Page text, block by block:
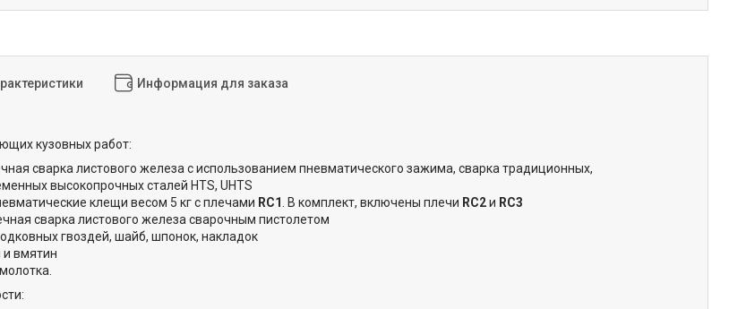
Информация для заказа
кузовных работ:
сварка листового железа с использованием пневматического зажима, сварка традиционных,
высокопрочных сталей HTS, UHTS
клещи весом 5 кг с плечами RC1 . В комплект, включены плечи RC2и RC3
сварка листового железа сварочным пистолетом
гвоздей, шайб, шпонок, накладок
и вмятин